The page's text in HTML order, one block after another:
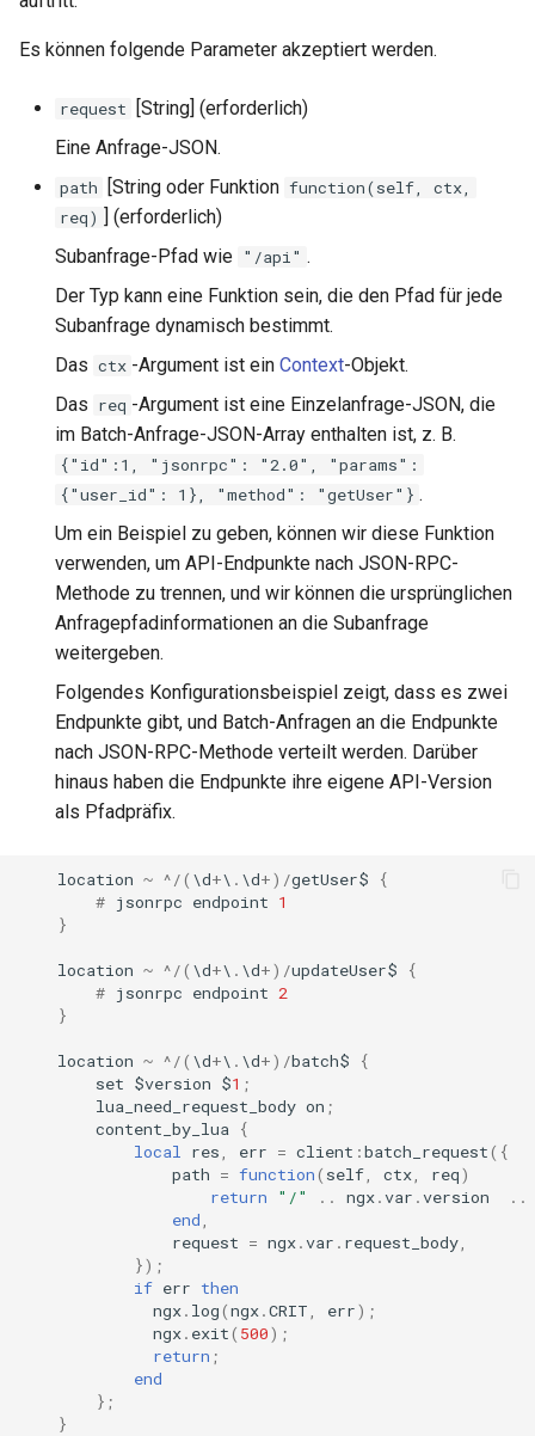
phantom-token
postgres
proxy-connect
push-stream
redis-rate-limit
redis2
request-cookies-filter
rewrite-status
rtmp
secure-token
security-headers
selective-cache-purge
server-redirect
shibboleth
spnego-http-auth
Es können folgende Parameter akzeptiert werden.
request
[String] (erforderlich)
Eine Anfrage-JSON.
path [String oder Funktion function(self, ctx,
req) ] (erforderlich)
Subanfrage-Pfad wie "/api" .
Der Typ kann eine Funktion sein, die den Pfad für jede
Subanfrage dynamisch bestimmt.
Das ctx -Argument ist ein Context-Objekt.
Das req -Argument ist eine Einzelanfrage-JSON, die
im Batch-Anfrage-JSON-Array enthalten ist, z. B.
{"id":1, "jsonrpc": "2.0", "params":
{"user_id": 1}, "method": "getUser"} .
Um ein Beispiel zu geben, können wir diese Funktion
verwenden, um API-Endpunkte nach JSON-RPC-
Methode zu trennen, und wir können die ursprünglichen
Anfragepfadinformationen an die Subanfrage
weitergeben.
Folgendes Konfigurationsbeispiel zeigt, dass es zwei
Endpunkte gibt, und Batch-Anfragen an die Endpunkte
nach JSON-RPC-Methode verteilt werden. Darüber
hinaus haben die Endpunkte ihre eigene API-Version
als Pfadpräfix.
location ~ ^/( \d+\ . \d+) /getUser$
{
# jsonrpc endpoint 1
}
location ~ ^/( \d+\ . \d+) /updateUser$
{
# jsonrpc endpoint 2
}
location ~ ^/( \d+\ . \d+) /batch$
{
set $version $1 ;
lua_need_request_body on ;
content_by_lua
{
local
res err = client :batch_request({
path = function( self ctx req)
return
"/" .. ngx.var .version
..
end
request = ngx.var . request_body
});
if err then
ngx. log(ngx.CRIT err);
ngx. exit( 500);
return ;
end
};
}